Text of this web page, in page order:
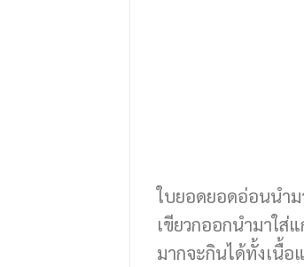
ใบยอดยอดอ่อนนำม
เขียวกออกนำมาใ
มากจะกินได้ทั้งเนื้